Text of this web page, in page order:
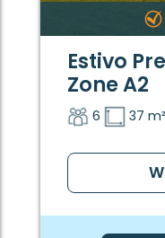
Estivo
Zone A2
6 37 m²